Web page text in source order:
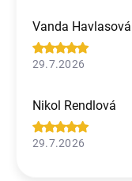
Vanda Havlasová
29.7.2026
Nikol Rendlová
29.7.2026